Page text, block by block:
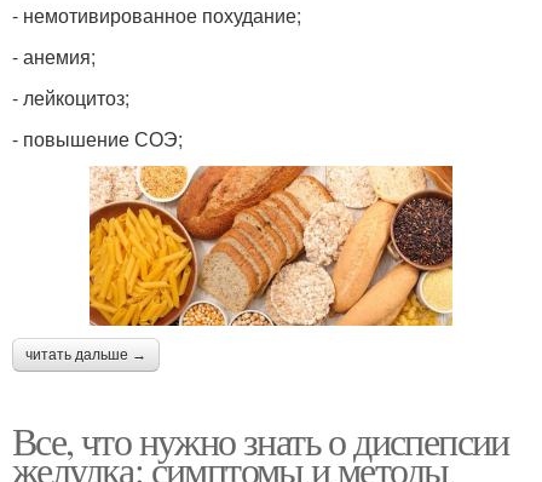
- немотивированное похудание;
- анемия;
- лейкоцитоз;
- повышение СОЭ;
читать дальше →
Все, что нужно знать о диспепсии
желудка: симптомы и методы